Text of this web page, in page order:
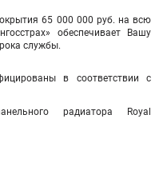
65 000 000 руб. на всю
обеспечивает Вашу
службы.
в соответствии с
радиатора Royal